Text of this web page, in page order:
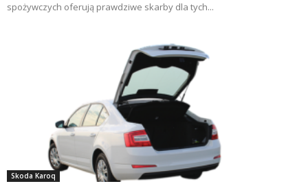
spożywczych oferują prawdziwe skarby dla tych...
Skoda Karoq